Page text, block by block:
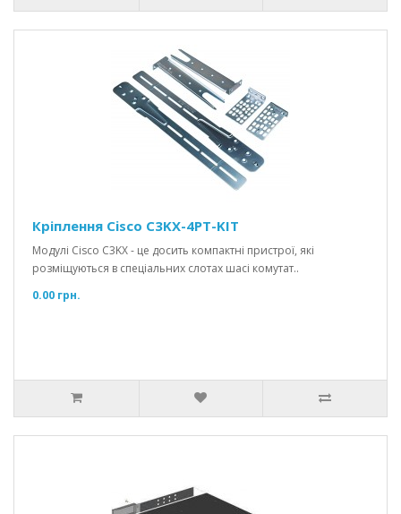
Кріплення Cisco C3KX-4PT-KIT
Модулі Cisco C3KX - це досить компактні пристрої, які
розміщуються в спеціальних слотах шасі комутат..
0.00 грн.